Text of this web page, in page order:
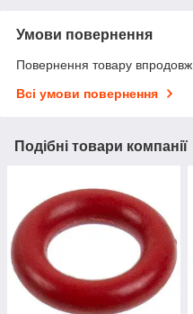
Умови повернення
Повернення товару
Всі умови повернення
Подібні товари компанії